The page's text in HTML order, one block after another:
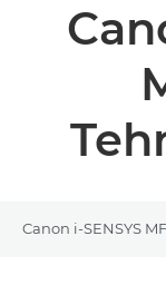
Poslovni
Canon i-SENSYS